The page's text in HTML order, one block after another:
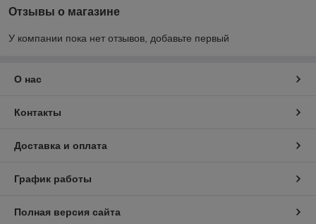
Отзывы о магазине
У компании пока нет отзывов, добавьте первый
О нас
Контакты
Доставка и оплата
График работы
Полная версия сайта